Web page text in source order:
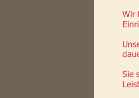
Wir
Sie